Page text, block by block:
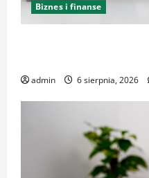
Biznes i finanse
admin 6 sierpnia, 2026